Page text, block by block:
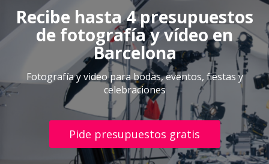
Recibe hasta 4 presupuestos
de fotografía y vídeo en
Barcelona
Fotografía y video para bodas, eventos, fiestas y
celebraciones
Pide presupuestos gratis